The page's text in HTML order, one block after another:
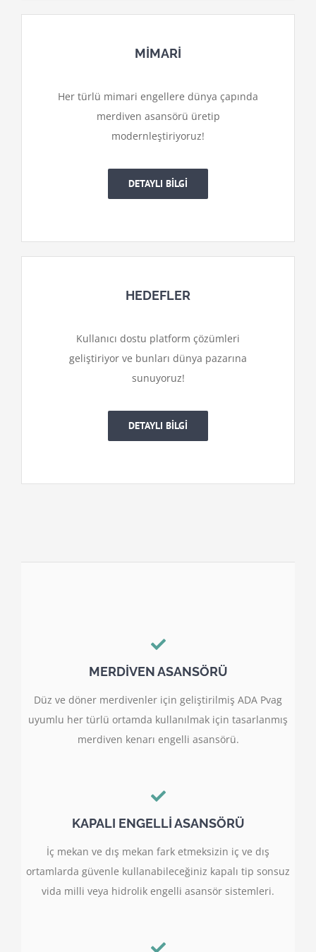
MİMARİ
Her türlü mimari engellere dünya çapında
merdiven asansörü üretip
modernleştiriyoruz!
DETAYLI BİLGİ
HEDEFLER
Kullanıcı dostu platform çözümleri
geliştiriyor ve bunları dünya pazarına
sunuyoruz!
DETAYLI BİLGİ
MERDİVEN ASANSÖRÜ
Düz ve döner merdivenler için geliştirilmiş ADA Pvag
uyumlu her türlü ortamda kullanılmak için tasarlanmış
merdiven kenarı engelli asansörü.
KAPALI ENGELLİ ASANSÖRÜ
İç mekan ve dış mekan fark etmeksizin iç ve dış
ortamlarda güvenle kullanabileceğiniz kapalı tip sonsuz
vida milli veya hidrolik engelli asansör sistemleri.